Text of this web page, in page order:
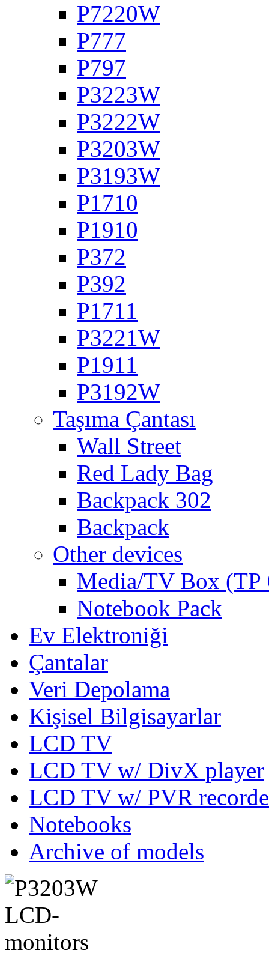
P7220W
P777
P797
P3223W
P3222W
P3203W
P3193W
P1710
P1910
P372
P392
P1711
P3221W
P1911
P3192W
Taşıma Çantası
Wall Street
Red Lady Bag
Backpack 302
Backpack
Other devices
Media/TV Box (ТР
Notebook Pack
Ev Elektroniği
Çantalar
Veri Depolama
Kişisel Bilgisayarlar
LCD TV
LCD TV w/ DivX player
LCD TV w/ PVR
Notebooks
Archive of models